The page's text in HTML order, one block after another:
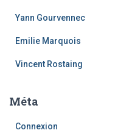
Yann Gourvennec
Emilie Marquois
Vincent Rostaing
Méta
Connexion